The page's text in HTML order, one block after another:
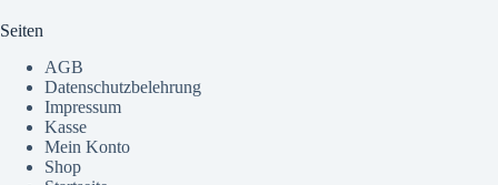
Seiten
AGB
Datenschutzbelehrung
Impressum
Kasse
Mein Konto
Shop